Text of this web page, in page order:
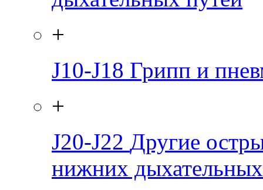
+
J10-J18 Грипп и
+
J20-J22 Другие
нижних